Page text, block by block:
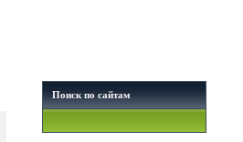
Поиск по сайтам